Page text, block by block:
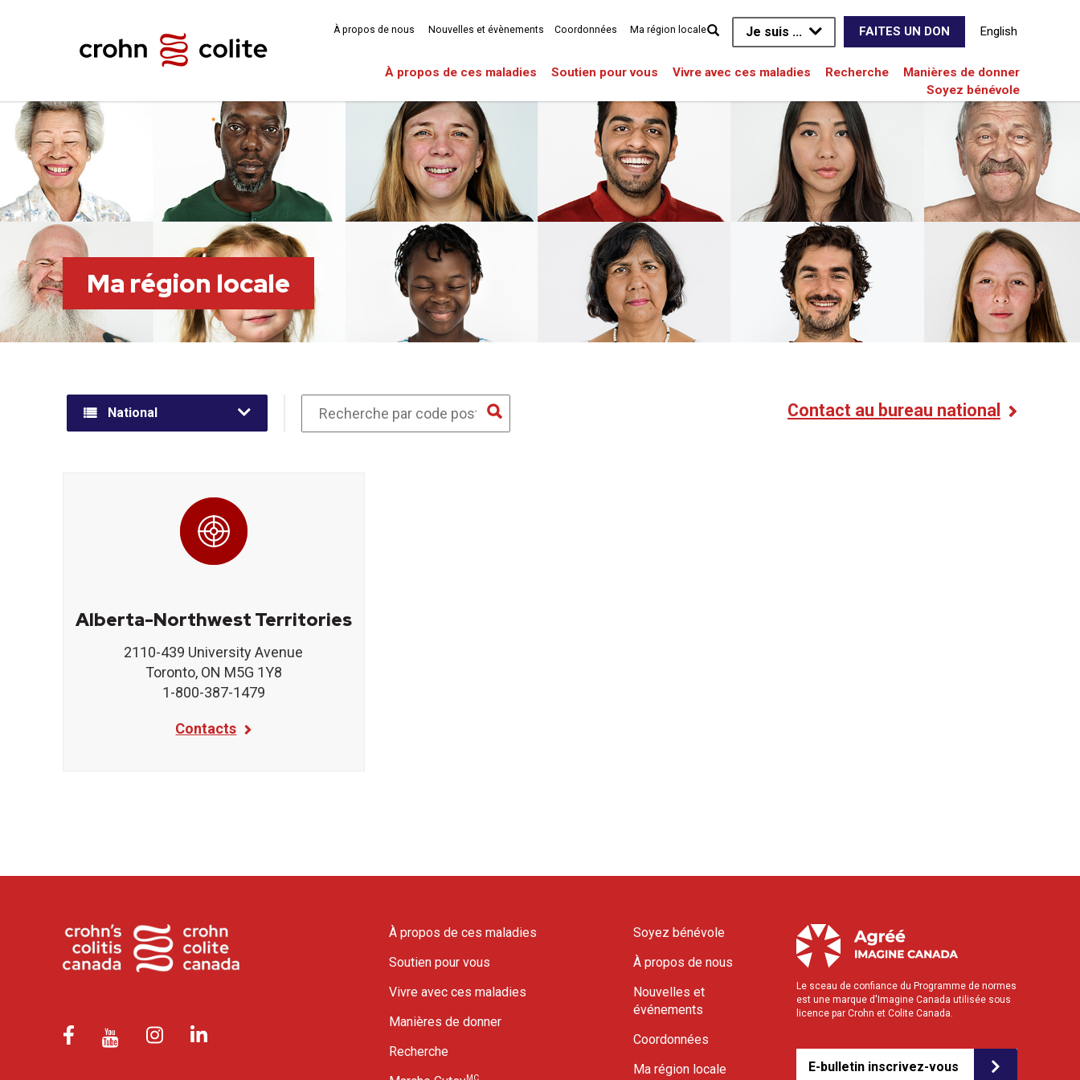
Je suis ... FAITES UN DON English
À propos de ces maladies Soutien pour vous Vivre avec ces maladies Recherche
Manières de donner
Soyez bénévole
À propos de nous Nouvelles et évènements Coordonnées Ma région locale
Ma région locale
National Contact au bureau national
Alberta-Northwest Territories
2110-439 University Avenue
Toronto, ON M5G 1Y8
1-800-387-1479
Contacts
À propos de ces maladies
Soutien pour vous
Vivre avec ces maladies
Manières de donner
Recherche
Soyez bénévole
À propos de nous
Nouvelles et
événements
Coordonnées
Ma région locale
Le sceau de confiance du Programme de normes
est une marque d'Imagine Canada utilisée sous
licence par Crohn et Colite Canada.
E-bulletin inscrivez-vous